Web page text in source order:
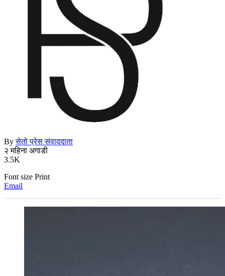
Byसेतो प्रेस संवाददाता
२ महिना अगाडी
3.5K
Font size Print
Email